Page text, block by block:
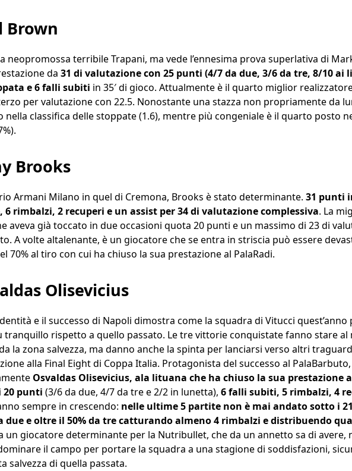
Brown
neopromossa terribile Trapani, ma vede l’ennesima prova superlativa di
da 31 di valutazione con 25 punti (4/7 da due, 3/6 da tre, 8/10 ai
e 6 falli subiti in 35′ di gioco. Attualmente è il quarto miglior
per valutazione con 22.5. Nonostante una stazza non propriamente da
nella classifica delle stoppate (1.6), mentre più congeniale è il quarto posto
Brooks
Armani Milano in quel di Cremona, Brooks è stato determinante. 31 punti
6 rimbalzi, 2 recuperi e un assist per 34 di valutazione complessiva. La
aveva già toccato in due occasioni quota 20 punti e un massimo di 23 di
A volte altalenante, è un giocatore che se entra in striscia può essere
70% al tiro con cui ha chiuso la sua prestazione al PalaRadi.
Olisevicius
e il successo di Napoli dimostra come la squadra di Vitucci quest’anno
tranquillo rispetto a quello passato. Le tre vittorie conquistate fanno stare al
la zona salvezza, ma danno anche la spinta per lanciarsi verso altri
alla Final Eight di Coppa Italia. Protagonista del successo al
Osvaldas Olisevicius, ala lituana che ha chiuso la sua prestazione
20 punti (3/6 da due, 4/7 da tre e 2/2 in lunetta), 6 falli subiti, 5 rimbalzi, 4
sempre in crescendo: nelle ultime 5 partite non è mai andato sotto i
due e oltre il 50% da tre catturando almeno 4 rimbalzi e distribuendo
un giocatore determinante per la Nutribullet, che da un annetto sa di avere,
il campo per portare la squadra a una stagione di soddisfazioni,
salvezza di quella passata.